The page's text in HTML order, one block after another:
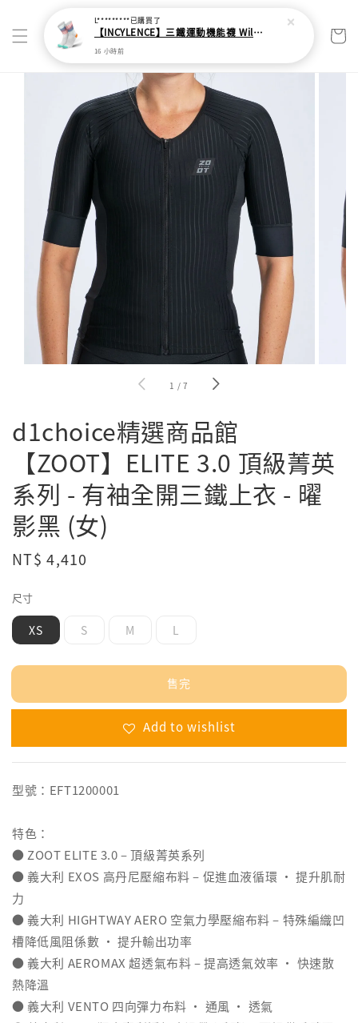
1 /7
d1choice精選商品館
【ZOOT】ELITE 3.0 頂級菁英
系列 - 有袖全開三鐵上衣 - 曜
影黑 (女)
Regular
NT$ 4,410
尺寸
XS S M L
售完
Add to wishlist
型號：EFT1200001
特色：
● ZOOT ELITE 3.0 – 頂級菁英系列
● 義大利 EXOS 高丹尼壓縮布料 – 促進血液循環 ‧ 提升肌耐
力
● 義大利 HIGHTWAY AERO 空氣力學壓縮布料 – 特殊編織凹
槽降低風阻係數 ‧ 提升輸出功率
● 義大利 AEROMAX 超透氣布料 – 提高透氣效率 ‧ 快速散
熱降溫
● 義大利 VENTO 四向彈力布料 ‧ 通風 ‧ 透氣
L*********已購買了
【INCYLENCE】三鐵運動機能襪 Wildness Inferno
16 小時前